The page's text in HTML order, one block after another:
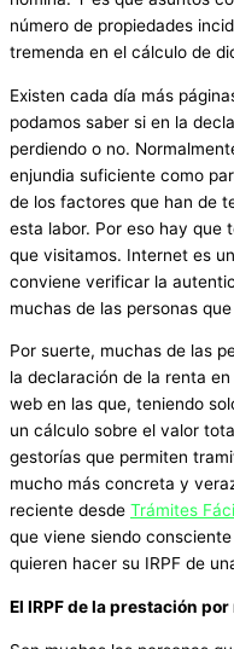
número de propiedades
tremenda en el cálculo de
Existen cada día más
podamos saber si en la
perdiendo o no.
enjundia suficiente como
de los factores que han de
esta labor. Por eso hay que
que visitamos. Internet es
conviene verificar la
muchas de las personas
Por suerte, muchas de las
la declaración de la renta
web en las que, teniendo
un cálculo sobre el valor
gestorías que permiten
mucho más concreta y
reciente desde Trámites
que viene siendo
quieren hacer su IRPF de
El IRPF de la prestación